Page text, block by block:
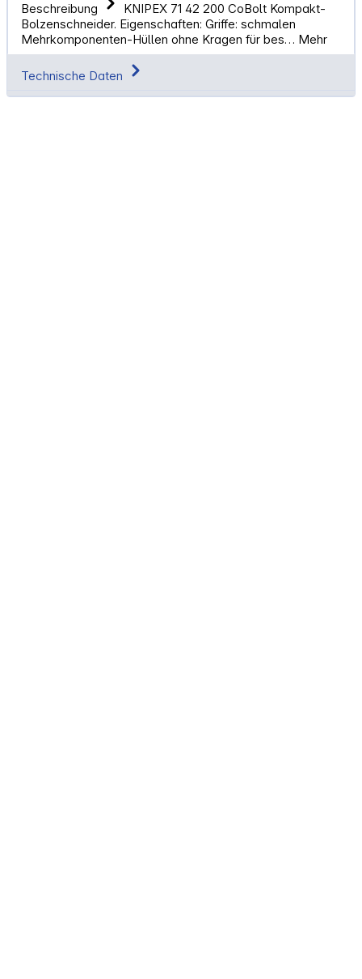
Beschreibung
KNIPEX 71 42 200 CoBolt Kompakt-
Bolzenschneider. Eigenschaften: Griffe: schmalen
Mehrkomponenten-Hüllen ohne Kragen für bes… Mehr
Technische Daten